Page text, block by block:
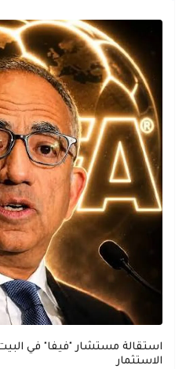
استقالة مستشار "فيفا" في
الاستثمار